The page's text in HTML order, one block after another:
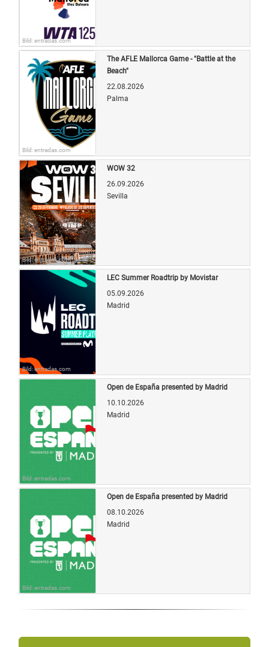
Bild: entradas.com
Bild: entradas.com
The AFLE Mallorca Game - "Battle at the
Beach"
22.08.2026
Palma
Bild: entradas.com
WOW 32
26.09.2026
Sevilla
Bild: entradas.com
LEC Summer Roadtrip by Movistar
05.09.2026
Madrid
Bild: entradas.com
Open de España presented by Madrid
10.10.2026
Madrid
Bild: entradas.com
Open de España presented by Madrid
08.10.2026
Madrid